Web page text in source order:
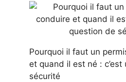
Pourquoi il faut un
et quand il est né :
sécurité